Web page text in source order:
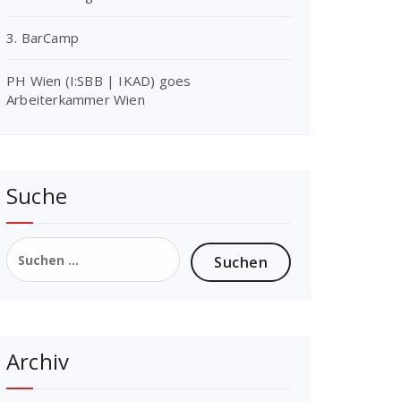
3. BarCamp
PH Wien (I:SBB | IKAD) goes
Arbeiterkammer Wien
Suche
Suchen
nach:
Archiv